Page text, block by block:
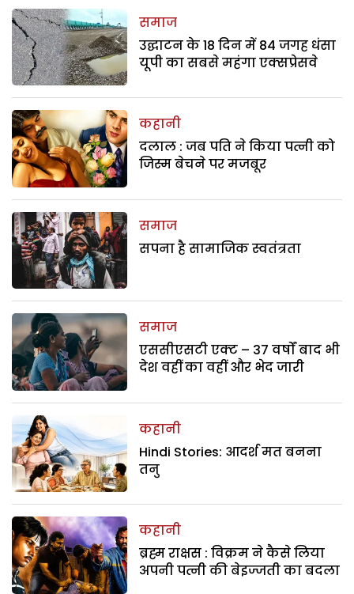
समाज
उद्घाटन के 18 दिन में 84 जगह धंसा
यूपी का सबसे महंगा एक्सप्रेसवे
कहानी
दलाल : जब पति ने किया पत्नी को
जिस्म बेचने पर मजबूर
समाज
सपना है सामाजिक स्वतंत्रता
समाज
एससीएसटी एक्ट – 37 वर्षों बाद भी
देश वहीं का वहीं और भेद जारी
कहानी
Hindi Stories: आदर्श मत बनना
तनु
कहानी
ब्रह्म राक्षस : विक्रम ने कैसे लिया
अपनी पत्नी की बेइज्जती का बदला